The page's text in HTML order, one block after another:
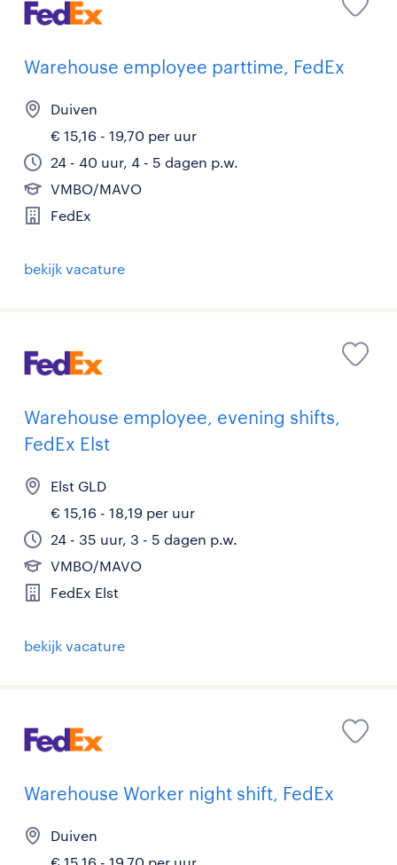
Warehouse employee parttime, FedEx
Duiven
€ 15,16 - 19,70 per uur
24 - 40 uur, 4 - 5 dagen p.w.
VMBO/MAVO
FedEx
bekijk vacature
Warehouse employee, evening shifts,
FedEx Elst
Elst GLD
€ 15,16 - 18,19 per uur
24 - 35 uur, 3 - 5 dagen p.w.
VMBO/MAVO
FedEx Elst
bekijk vacature
Warehouse Worker night shift, FedEx
Duiven